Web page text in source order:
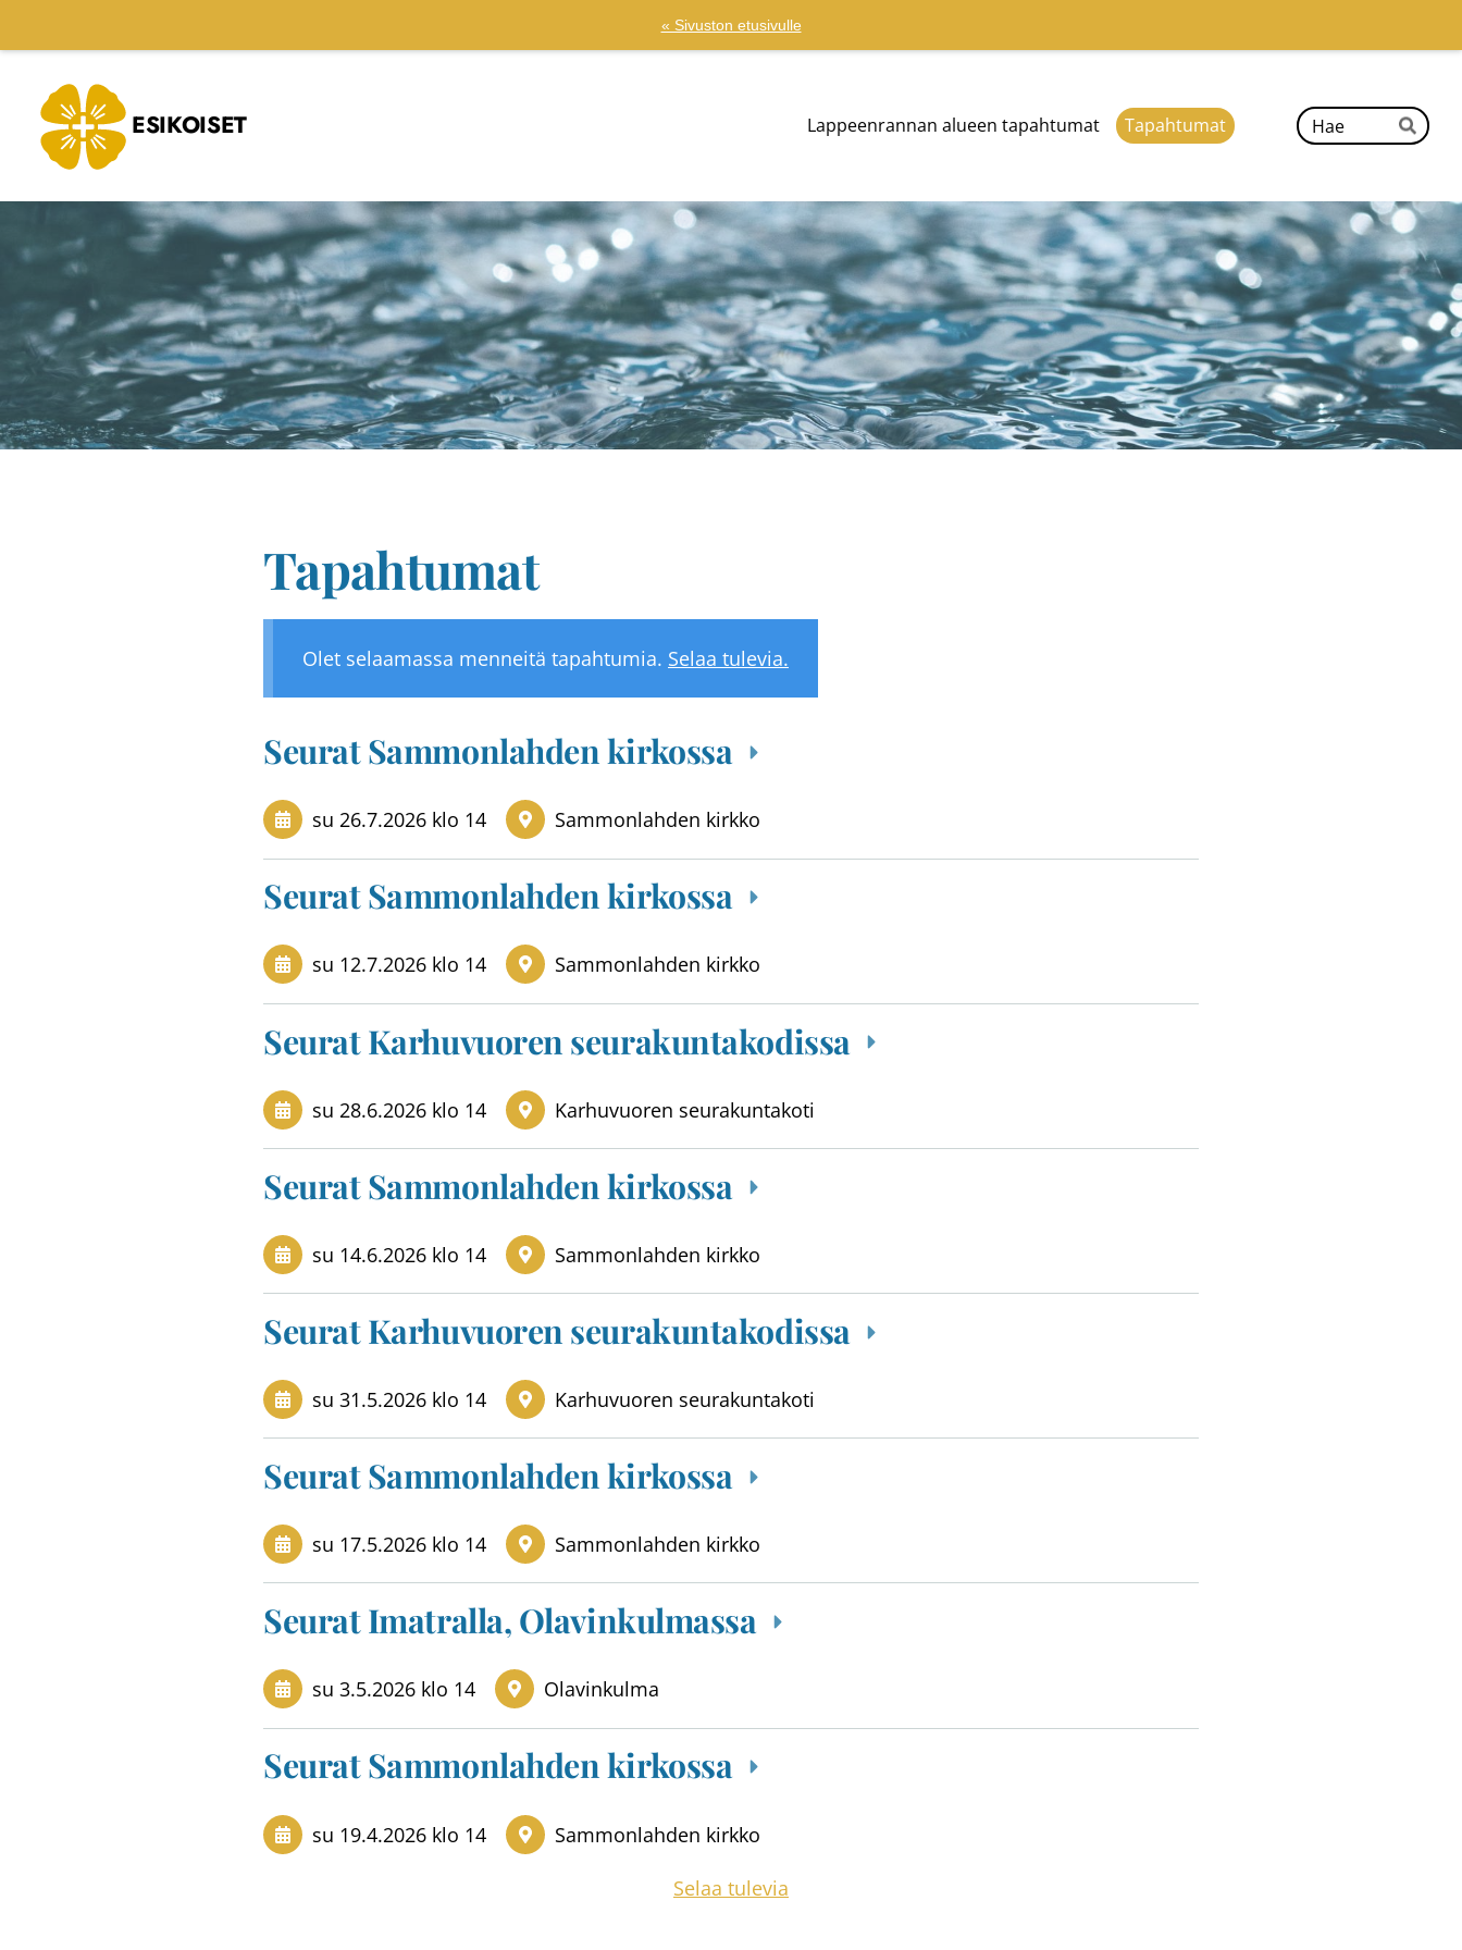
sivun
sisältöön
« Sivuston etusivulle
ESIKOISET Lappeenrannan alueen tapahtumat Tapahtumat
Hae
Tapahtumat
Olet selaamassa menneitä tapahtumia. Selaa tulevia.
Seurat Sammonlahden kirkossa
su 26.7.2026 klo 14 Sammonlahden kirkko
Seurat Sammonlahden kirkossa
su 12.7.2026 klo 14 Sammonlahden kirkko
Seurat Karhuvuoren seurakuntakodissa
su 28.6.2026 klo 14 Karhuvuoren seurakuntakoti
Seurat Sammonlahden kirkossa
su 14.6.2026 klo 14 Sammonlahden kirkko
Seurat Karhuvuoren seurakuntakodissa
su 31.5.2026 klo 14 Karhuvuoren seurakuntakoti
Seurat Sammonlahden kirkossa
su 17.5.2026 klo 14 Sammonlahden kirkko
Seurat Imatralla, Olavinkulmassa
su 3.5.2026 klo 14 Olavinkulma
Seurat Sammonlahden kirkossa
su 19.4.2026 klo 14 Sammonlahden kirkko
Selaa tulevia